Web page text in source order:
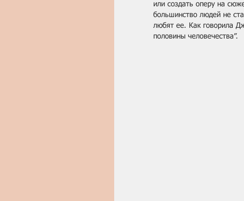
или создать оперу на
большинство людей не
любят ее. Как говорила
половины человечества”.